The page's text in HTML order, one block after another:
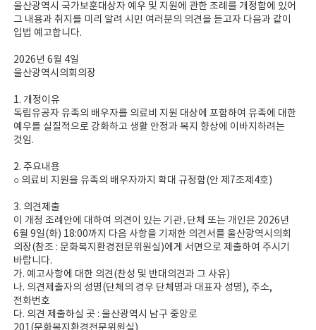
울산광역시 국가보훈대상자 예우 및 지원에 관한 조례를 개정함에 있어
그 내용과 취지를 미리 알려 시민 여러분의 의견을 듣고자 다음과 같이
입법 예고합니다.
2026년 6월 4일
울산광역시의회의장
1. 개정이유
독립유공자 유족의 배우자를 의료비 지원 대상에 포함하여 유족에 대한
예우를 실질적으로 강화하고 생활 안정과 복지 향상에 이바지하려는
것임.
2. 주요내용
○ 의료비 지원을 유족의 배우자까지 확대 규정함(안 제7조제4호)
3. 의견제출
이 개정 조례안에 대하여 의견이 있는 기관․단체 또는 개인은 2026년
6월 9일(화) 18:00까지 다음 사항을 기재한 의견서를 울산광역시의회
의장(참조 : 문화복지환경전문위원실)에게 서면으로 제출하여 주시기
바랍니다.
가. 예고사항에 대한 의견(찬성 및 반대의견과 그 사유)
나. 의견제출자의 성명(단체의 경우 단체명과 대표자 성명), 주소,
전화번호
다. 의견 제출하실 곳 : 울산광역시 남구 중앙로